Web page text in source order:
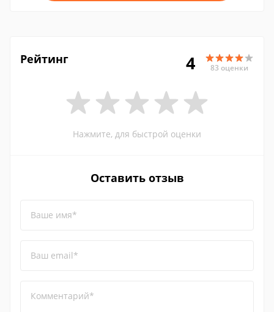
Рейтинг 4 83 оценки
Нажмите, для быстрой оценки
Оставить отзыв
Ваше имя*
Ваш email*
Комментарий*